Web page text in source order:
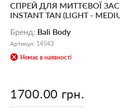
СПРЕЙ ДЛЯ МИТТЄВОЇ
INSTANT TAN (LIGHT -
Бренд: Bali Body
Артикул: 14543
Немає в наявності
1700.00 грн.